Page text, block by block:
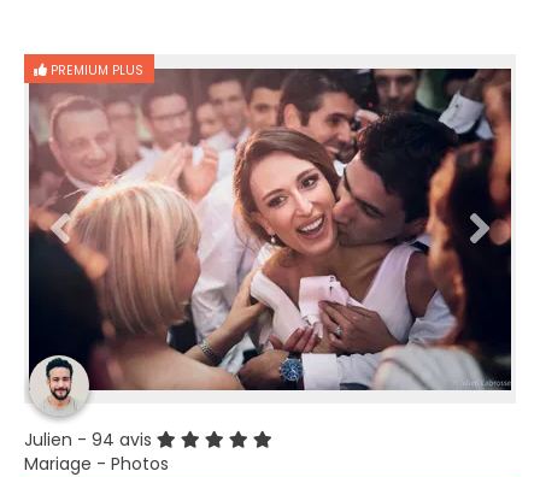
PREMIUM PLUS
Julien - 94 avis
Mariage - Photos